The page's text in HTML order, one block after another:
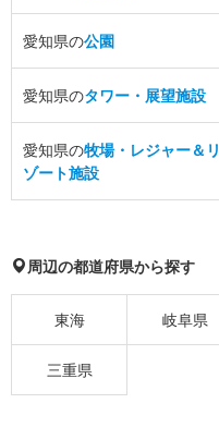
愛知県の公園
愛知県のタワー・展望施設
愛知県の牧場・レジャー＆リ
ゾート施設
周辺の都道府県から探す
東海 岐阜県
三重県